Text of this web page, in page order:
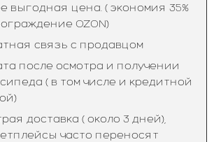
выгодная цена. ( экономия 35%
OZON)
связь с продавцом
после осмотра и получении
( в том числе и кредитной
доставка ( около 3 дней),
часто переносят